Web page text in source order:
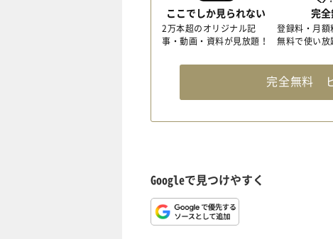
ここでしか見られない
2万本超のオリジナル記
事・動画・資料が見放題！
完
登録料・月
無料で使い放
完全無料
Googleで見つけやすく